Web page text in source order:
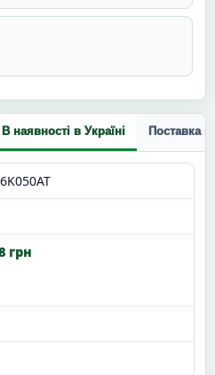
В наявності в Україні Поставка
грн